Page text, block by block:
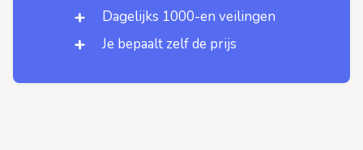
Dagelijks 1000-en veilingen
Je bepaalt zelf de prijs